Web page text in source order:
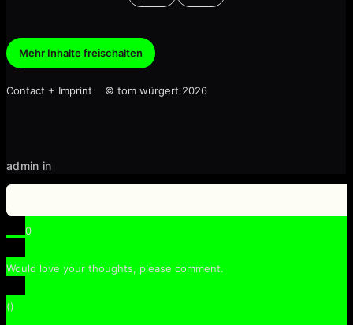
Mehr Inhalte freischalten
Contact + Imprint © tom würgert 2026
admin in
0
Would love your thoughts, please comment.
()